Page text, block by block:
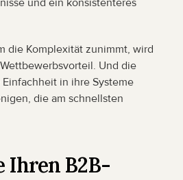
und ein konsistenteres
die Komplexität zunimmt, wird
Und die
in ihre Systeme
die am schnellsten
Ihren B2B-